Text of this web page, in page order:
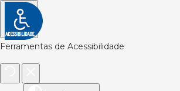
Ferramentas de Acessibilidade